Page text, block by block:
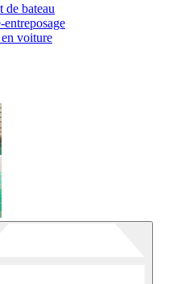
de bateau
voiture